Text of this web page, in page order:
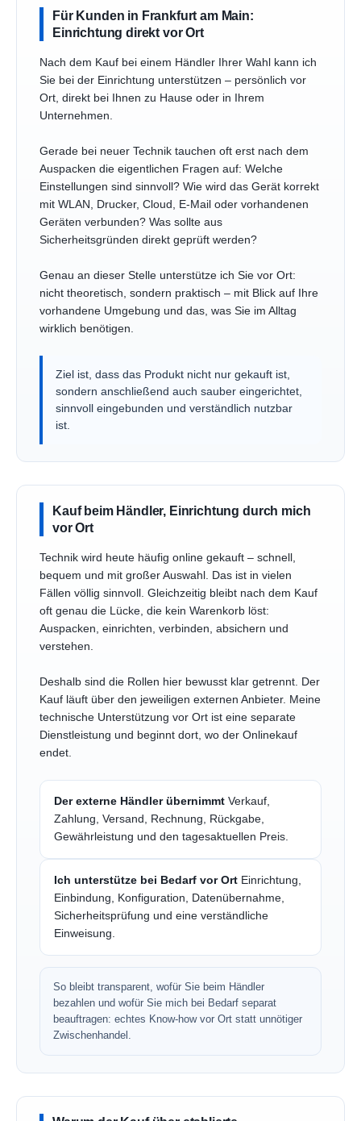
Für Kunden in Frankfurt am Main:
Einrichtung direkt vor Ort
Nach dem Kauf bei einem Händler Ihrer Wahl kann ich
Sie bei der Einrichtung unterstützen – persönlich vor
Ort, direkt bei Ihnen zu Hause oder in Ihrem
Unternehmen.
Gerade bei neuer Technik tauchen oft erst nach dem
Auspacken die eigentlichen Fragen auf: Welche
Einstellungen sind sinnvoll? Wie wird das Gerät korrekt
mit WLAN, Drucker, Cloud, E-Mail oder vorhandenen
Geräten verbunden? Was sollte aus
Sicherheitsgründen direkt geprüft werden?
Genau an dieser Stelle unterstütze ich Sie vor Ort:
nicht theoretisch, sondern praktisch – mit Blick auf Ihre
vorhandene Umgebung und das, was Sie im Alltag
wirklich benötigen.
Ziel ist, dass das Produkt nicht nur gekauft ist,
sondern anschließend auch sauber eingerichtet,
sinnvoll eingebunden und verständlich nutzbar
ist.
Kauf beim Händler, Einrichtung durch mich
vor Ort
Technik wird heute häufig online gekauft – schnell,
bequem und mit großer Auswahl. Das ist in vielen
Fällen völlig sinnvoll. Gleichzeitig bleibt nach dem Kauf
oft genau die Lücke, die kein Warenkorb löst:
Auspacken, einrichten, verbinden, absichern und
verstehen.
Deshalb sind die Rollen hier bewusst klar getrennt. Der
Kauf läuft über den jeweiligen externen Anbieter. Meine
technische Unterstützung vor Ort ist eine separate
Dienstleistung und beginnt dort, wo der Onlinekauf
endet.
Der externe Händler übernimmt Verkauf,
Zahlung, Versand, Rechnung, Rückgabe,
Gewährleistung und den tagesaktuellen Preis.
Ich unterstütze bei Bedarf vor Ort Einrichtung,
Einbindung, Konfiguration, Datenübernahme,
Sicherheitsprüfung und eine verständliche
Einweisung.
So bleibt transparent, wofür Sie beim Händler
bezahlen und wofür Sie mich bei Bedarf separat
beauftragen: echtes Know-how vor Ort statt unnötiger
Zwischenhandel.